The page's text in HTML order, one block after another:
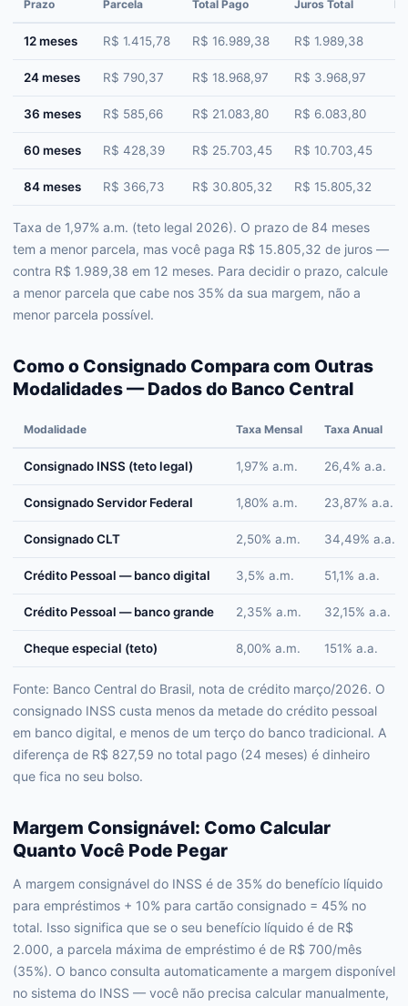
Prazo Parcela Total Pago Juros Total
12 meses R$ 1.415,78 R$ 16.989,38 R$ 1.989,38
24 meses R$ 790,37 R$ 18.968,97 R$ 3.968,97
36 meses R$ 585,66 R$ 21.083,80 R$ 6.083,80
60 meses R$ 428,39 R$ 25.703,45 R$ 10.703,45
84 meses R$ 366,73 R$ 30.805,32 R$ 15.805,32
Taxa de 1,97% a.m. (teto legal 2026). O prazo de 84 meses
tem a menor parcela, mas você paga R$ 15.805,32 de juros —
contra R$ 1.989,38 em 12 meses. Para decidir o prazo, calcule
a menor parcela que cabe nos 35% da sua margem, não a
menor parcela possível.
Como o Consignado Compara com Outras
Modalidades — Dados do Banco Central
Modalidade Taxa Mensal Taxa Anual
Consignado INSS (teto legal) 1,97% a.m. 26,4% a.a.
Consignado Servidor Federal 1,80% a.m. 23,87% a.a.
Consignado CLT 2,50% a.m. 34,49% a.a.
Crédito Pessoal — banco digital 3,5% a.m. 51,1% a.a.
Crédito Pessoal — banco grande 2,35% a.m. 32,15% a.a.
Cheque especial (teto) 8,00% a.m. 151% a.a.
Fonte: Banco Central do Brasil, nota de crédito março/2026. O
consignado INSS custa menos da metade do crédito pessoal
em banco digital, e menos de um terço do banco tradicional. A
diferença de R$ 827,59 no total pago (24 meses) é dinheiro
que fica no seu bolso.
Margem Consignável: Como Calcular
Quanto Você Pode Pegar
A margem consignável do INSS é de 35% do benefício líquido
para empréstimos + 10% para cartão consignado = 45% no
total. Isso significa que se o seu benefício líquido é de R$
2.000, a parcela máxima de empréstimo é de R$ 700/mês
(35%). O banco consulta automaticamente a margem disponível
no sistema do INSS — você não precisa calcular manualmente,